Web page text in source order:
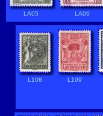
LA05 LA06
L108 L109